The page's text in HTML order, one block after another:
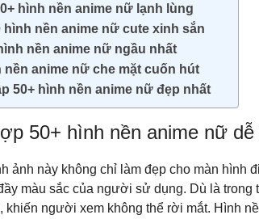
hình nền anime nữ lạnh lùng
hình nền anime nữ cute xinh sắn
nền anime nữ ngầu nhất
nền anime nữ che mặt cuốn hút
50+ hình nền anime nữ đẹp nhất
50+ hình nền anime nữ
ảnh này không chỉ làm đẹp cho màn hình
màu sắc của người sử dụng. Dù là
khiến người xem không thể rời mắt. Hình